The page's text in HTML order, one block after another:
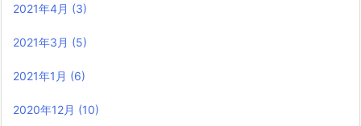
2021年4月 (3)
2021年3月 (5)
2021年1月 (6)
2020年12月 (10)